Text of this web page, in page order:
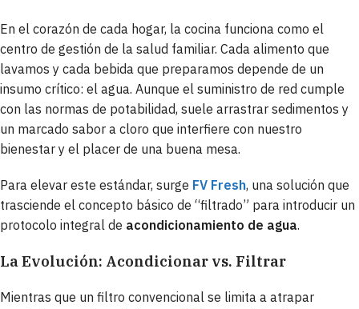
En el corazón de cada hogar, la cocina funciona como el
centro de gestión de la salud familiar. Cada alimento que
lavamos y cada bebida que preparamos depende de un
insumo crítico: el agua. Aunque el suministro de red cumple
con las normas de potabilidad, suele arrastrar sedimentos y
un marcado sabor a cloro que interfiere con nuestro
bienestar y el placer de una buena mesa.
Para elevar este estándar, surge FV Fresh, una solución que
trasciende el concepto básico de “filtrado” para introducir un
protocolo integral de acondicionamiento de agua.
La Evolución: Acondicionar vs. Filtrar
Mientras que un filtro convencional se limita a atrapar